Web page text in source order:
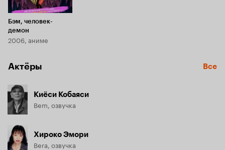
Бэм, человек-
демон
2006, аниме
Актёры Все
Киёси Кобаяси
Bem, озвучка
Хироко Эмори
Bera, озвучка